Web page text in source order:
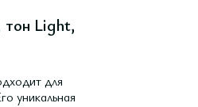
тон Light,
для
уникальная